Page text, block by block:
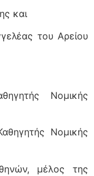
και
του Αρείου
Νομικής
Νομικής
μέλος της